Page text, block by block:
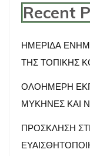
Recent
ΗΜΕΡΙΔΑ
ΤΗΣ ΤΟΠΙΚΗΣ
ΟΛΟΗΜΕΡΗ
ΜΥΚΗΝΕΣ ΚΑΙ
ΠΡΟΣΚΛΗΣΗ